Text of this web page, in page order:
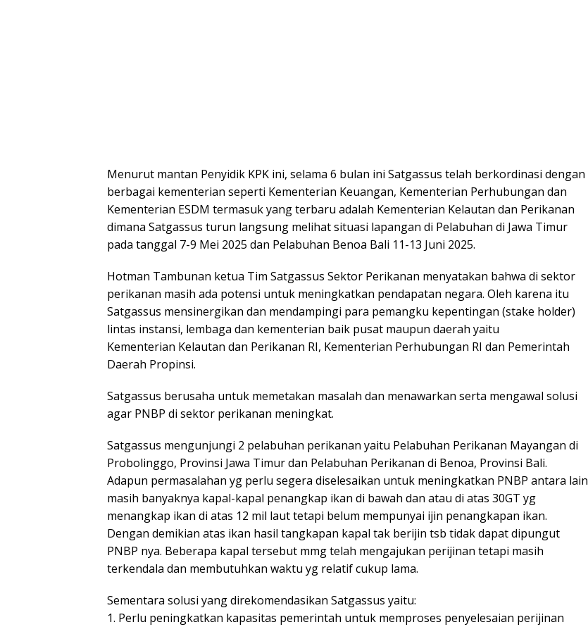
Menurut mantan Penyidik KPK ini, selama 6 bulan ini Satgassus telah berkordinasi dengan
berbagai kementerian seperti Kementerian Keuangan, Kementerian Perhubungan dan
Kementerian ESDM termasuk yang terbaru adalah Kementerian Kelautan dan Perikanan
dimana Satgassus turun langsung melihat situasi lapangan di Pelabuhan di Jawa Timur
pada tanggal 7-9 Mei 2025 dan Pelabuhan Benoa Bali 11-13 Juni 2025.
Hotman Tambunan ketua Tim Satgassus Sektor Perikanan menyatakan bahwa di sektor
perikanan masih ada potensi untuk meningkatkan pendapatan negara. Oleh karena itu
Satgassus mensinergikan dan mendampingi para pemangku kepentingan (stake holder)
lintas instansi, lembaga dan kementerian baik pusat maupun daerah yaitu
Kementerian Kelautan dan Perikanan RI, Kementerian Perhubungan RI dan Pemerintah
Daerah Propinsi.
Satgassus berusaha untuk memetakan masalah dan menawarkan serta mengawal solusi
agar PNBP di sektor perikanan meningkat.
Satgassus mengunjungi 2 pelabuhan perikanan yaitu Pelabuhan Perikanan Mayangan di
Probolinggo, Provinsi Jawa Timur dan Pelabuhan Perikanan di Benoa, Provinsi Bali.
Adapun permasalahan yg perlu segera diselesaikan untuk meningkatkan PNBP antara lain
masih banyaknya kapal-kapal penangkap ikan di bawah dan atau di atas 30GT yg
menangkap ikan di atas 12 mil laut tetapi belum mempunyai ijin penangkapan ikan.
Dengan demikian atas ikan hasil tangkapan kapal tak berijin tsb tidak dapat dipungut
PNBP nya. Beberapa kapal tersebut mmg telah mengajukan perijinan tetapi masih
terkendala dan membutuhkan waktu yg relatif cukup lama.
Sementara solusi yang direkomendasikan Satgassus yaitu:
1. Perlu peningkatkan kapasitas pemerintah untuk memproses penyelesaian perijinan